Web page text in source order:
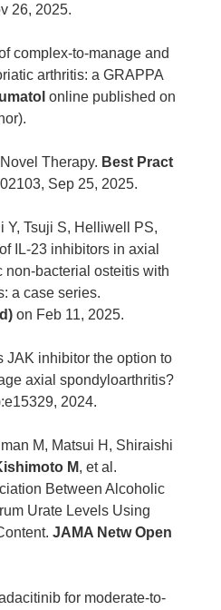
26, 2025.
complex-to-manage and
arthritis: a GRAPPA
online published on
Therapy. Best Pract
Sep 25, 2025.
Y, Tsuji S, Helliwell PS,
IL-23 inhibitors in axial
non-bacterial osteitis with
a case series.
on Feb 11, 2025.
JAK inhibitor the option to
axial spondyloarthritis?
2024.
M, Matsui H, Shiraishi
M, et al.
Between Alcoholic
Urate Levels Using
JAMA Netw Open
for moderate-to-